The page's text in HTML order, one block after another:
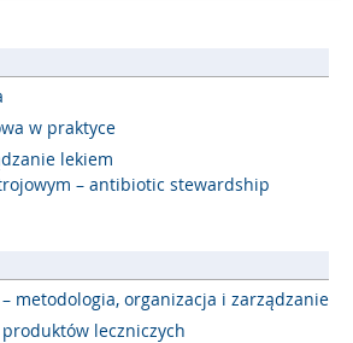
w praktyce
lekiem
– antibiotic stewardship
metodologia, organizacja i zarządzanie
leczniczych